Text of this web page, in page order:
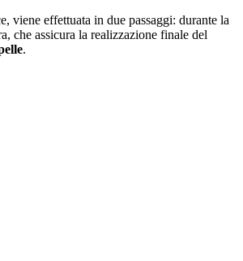
viene effettuata in due passaggi: durante la
che assicura la realizzazione finale del
.